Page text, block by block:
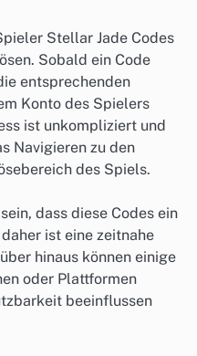
Stellar Jade Codes
Sobald ein Code
entsprechenden
Konto des Spielers
ist unkompliziert und
Navigieren zu den
des Spiels.
dass diese Codes ein
ist eine zeitnahe
hinaus können einige
oder Plattformen
beeinflussen